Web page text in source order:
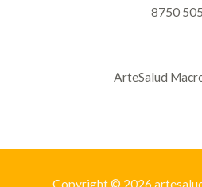
8750
ArteSalud
Copyright © 2026